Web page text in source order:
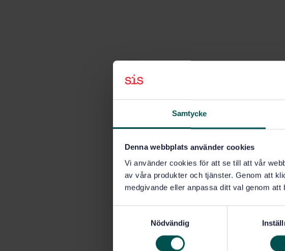
Samtycke
Denna webbplats använder cookies
Vi använder cookies för att se till att vår
av våra produkter och tjänster. Genom att
medgivande eller anpassa ditt val genom att
Nödvändig